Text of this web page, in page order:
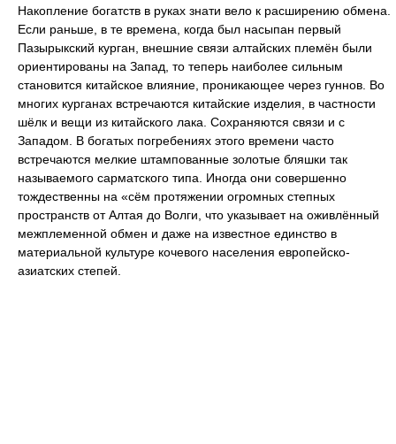
Накопление богатств в руках знати вело к расширению обмена.
Если раньше, в те времена, когда был насыпан первый
Пазырыкский курган, внешние связи алтайских племён были
ориентированы на Запад, то теперь наиболее сильным
становится китайское влияние, проникающее через гуннов. Во
многих курганах встречаются китайские изделия, в частности
шёлк и вещи из китайского лака. Сохраняются связи и с
Западом. В богатых погребениях этого времени часто
встречаются мелкие штампованные золотые бляшки так
называемого сарматского типа. Иногда они совершенно
тождественны на «сём протяжении огромных степных
пространств от Алтая до Волги, что указывает на оживлённый
межплеменной обмен и даже на известное единство в
материальной культуре кочевого населения европейско-
азиатских степей.